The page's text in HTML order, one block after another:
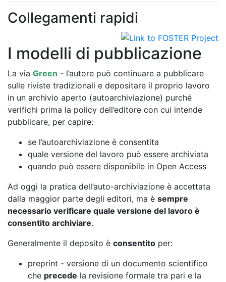
I modelli di pubblicazione
La via Green - l’autore può continuare a pubblicare
sulle riviste tradizionali e depositare il proprio lavoro
in un archivio aperto (autoarchiviazione) purché
verifichi prima la policy dell’editore con cui intende
pubblicare, per capire:
se l’autoarchiviazione è consentita
quale versione del lavoro può essere archiviata
quando può essere disponibile in Open Access
Ad oggi la pratica dell’auto-archiviazione è accettata
dalla maggior parte degli editori, ma è sempre
necessario verificare quale versione del lavoro è
consentito archiviare.
Generalmente il deposito è consentito per:
preprint - versione di un documento scientifico
che precede la revisione formale tra pari e la
Collegamenti rapidi